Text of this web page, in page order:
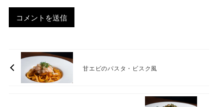
甘エビのパスタ・ビスク風